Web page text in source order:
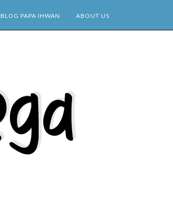
BLOG PAPA IHWAN ABOUT US